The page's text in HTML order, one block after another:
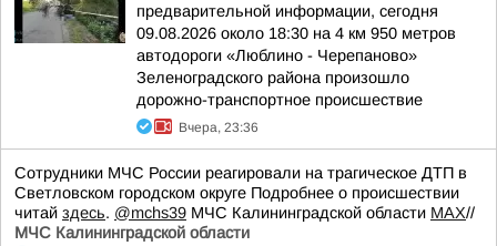
предварительной информации, сегодня
09.08.2026 около 18:30 на 4 км 950 метров
автодороги «Люблино - Черепаново»
Зеленоградского района произошло
дорожно-транспортное происшествие
Вчера, 23:36
Сотрудники МЧС России реагировали на трагическое ДТП в
Светловском городском округе Подробнее о происшествии
читай здесь. @mchs39 МЧС Калининградской области MAX//
МЧС Калининградской области